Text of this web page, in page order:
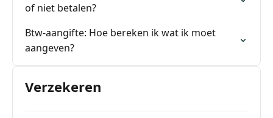
of niet betalen?
Btw-aangifte: Hoe bereken ik wat ik moet
aangeven?
Verzekeren